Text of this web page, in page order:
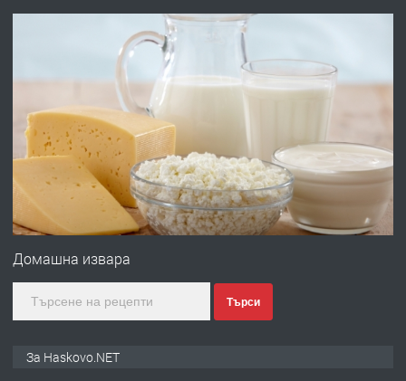
АПАРТАМЕНТ В ЦЕНТЪРА НА ГР.
ХАСКОВО
Давам гараж под наем
преди 4 дни
ПРЕДЛАГА
№4120 Магазин/Офис под наем в кв.
Любен Каравелов, Хасково-близо до
Домашна извара
Търси
За Haskovo.NET